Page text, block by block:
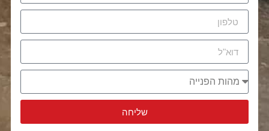
שליחה